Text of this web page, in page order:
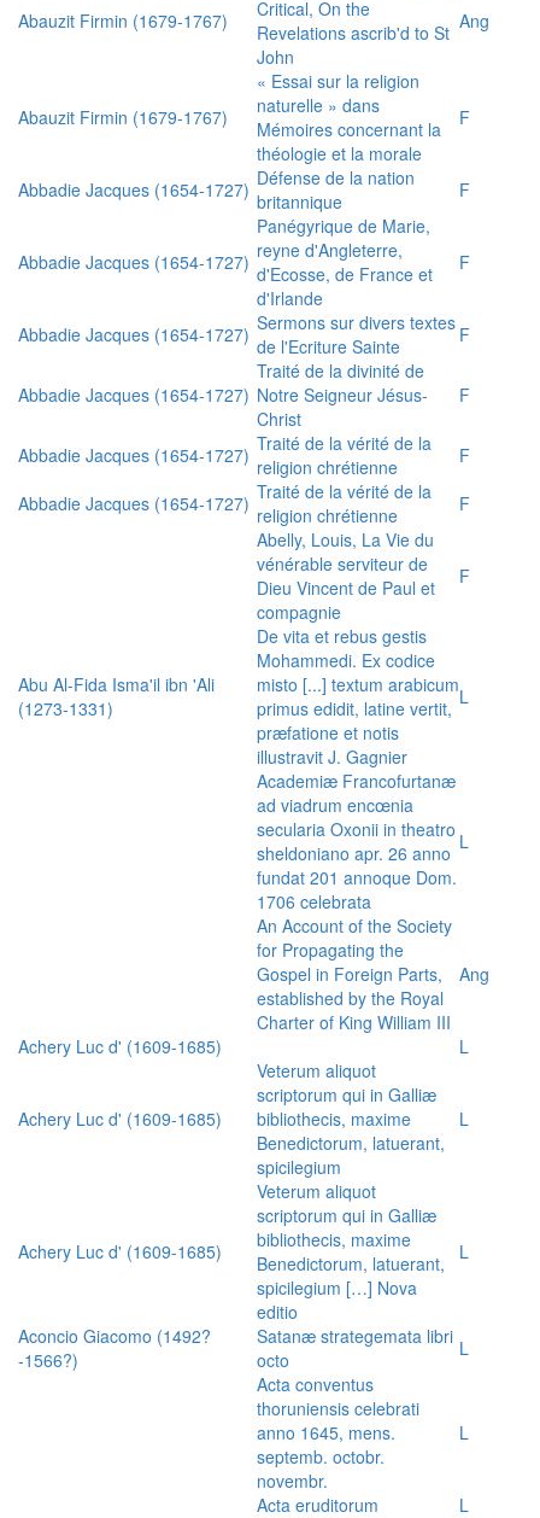
Abauzit Firmin (1679-1767)
Critical, On the
Revelations ascrib'd to St
John
Ang
Abauzit Firmin (1679-1767)
« Essai sur la religion
naturelle » dans
Mémoires concernant la
théologie et la morale
F
Abbadie Jacques (1654-1727) Défense de la nation
britannique
F
Abbadie Jacques (1654-1727)
Panégyrique de Marie,
reyne d'Angleterre,
d'Ecosse, de France et
d'Irlande
F
Abbadie Jacques (1654-1727) Sermons sur divers textes
de l'Ecriture Sainte
F
Abbadie Jacques (1654-1727)
Traité de la divinité de
Notre Seigneur Jésus-
Christ
F
Abbadie Jacques (1654-1727) Traité de la vérité de la
religion chrétienne
F
Abbadie Jacques (1654-1727) Traité de la vérité de la
religion chrétienne
F
Abelly, Louis, La Vie du
vénérable serviteur de
Dieu Vincent de Paul et
compagnie
F
Abu Al-Fida Isma'il ibn 'Ali
(1273-1331)
De vita et rebus gestis
Mohammedi. Ex codice
misto [...] textum arabicum
primus edidit, latine vertit,
præfatione et notis
illustravit J. Gagnier
L
Academiæ Francofurtanæ
ad viadrum encœnia
secularia Oxonii in theatro
sheldoniano apr. 26 anno
fundat 201 annoque Dom.
1706 celebrata
L
An Account of the Society
for Propagating the
Gospel in Foreign Parts,
established by the Royal
Charter of King William III
Ang
Achery Luc d' (1609-1685) L
Achery Luc d' (1609-1685)
Veterum aliquot
scriptorum qui in Galliæ
bibliothecis, maxime
Benedictorum, latuerant,
spicilegium
L
Achery Luc d' (1609-1685)
Veterum aliquot
scriptorum qui in Galliæ
bibliothecis, maxime
Benedictorum, latuerant,
spicilegium […] Nova
editio
L
Aconcio Giacomo (1492?
-1566?)
Satanæ strategemata libri
octo
L
Acta conventus
thoruniensis celebrati
anno 1645, mens.
septemb. octobr.
novembr.
L
Acta eruditorum
L